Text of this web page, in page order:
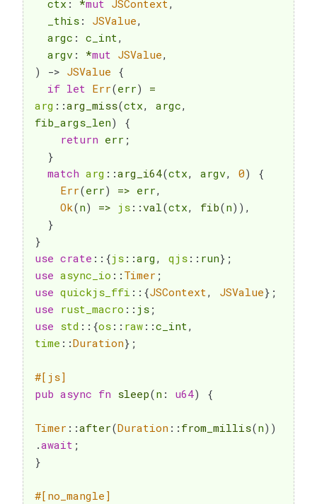
  ctx
: *mut JSContext ,
  _this
: JSValue,
  argc
: c_int ,
  argv
: *mut JSValue,
)
-> JSValue {
if let Err(err)
=
arg ::arg_miss(ctx, argc,
fib_args_len)
{
return err ;
}
match arg ::arg_i64(ctx, argv, 0)
{
Err(err) => err,
Ok(n) => js ::val (ctx, fib(n) ) ,
}
}
use crate :: {js ::arg , qjs :: run} ;
use async_io :: Timer ;
use quickjs_ffi :: {JSContext , JSValue} ;
use rust_macro :: js ;
use std :: {os :: raw ::c_int ,
time ::Duration} ;
#[js]
pub async fn sleep(n : u64) {
Timer ::after(Duration :: from_millis(n) )
.await ;
}
#[no_mangle]